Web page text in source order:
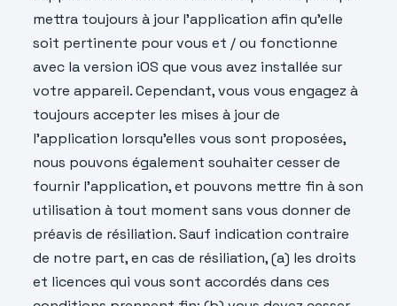
mettra toujours à jour l’application afin qu’elle
soit pertinente pour vous et / ou fonctionne
avec la version iOS que vous avez installée sur
votre appareil. Cependant, vous vous engagez à
toujours accepter les mises à jour de
l’application lorsqu’elles vous sont proposées,
nous pouvons également souhaiter cesser de
fournir l’application, et pouvons mettre fin à son
utilisation à tout moment sans vous donner de
préavis de résiliation. Sauf indication contraire
de notre part, en cas de résiliation, (a) les droits
et licences qui vous sont accordés dans ces